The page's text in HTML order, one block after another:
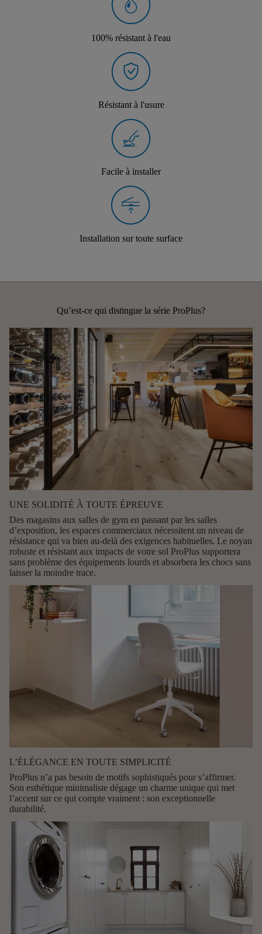
100% résistant à l'eau
Résistant à l'usure
Facile à installer
Installation sur toute surface
Qu’est-ce qui distingue la série ProPlus?
UNE SOLIDITÉ À TOUTE ÉPREUVE
Des magasins aux salles de gym en passant par les salles
d’exposition, les espaces commerciaux nécessitent un niveau de
résistance qui va bien au-delà des exigences habituelles. Le noyau
robuste et résistant aux impacts de votre sol ProPlus supportera
sans problème des équipements lourds et absorbera les chocs sans
laisser la moindre trace.
L’ÉLÉGANCE EN TOUTE SIMPLICITÉ
ProPlus n’a pas besoin de motifs sophistiqués pour s’affirmer.
Son esthétique minimaliste dégage un charme unique qui met
l’accent sur ce qui compte vraiment : son exceptionnelle
durabilité.